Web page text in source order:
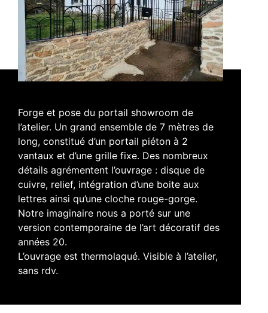
Forge et pose du portail showroom de
l’atelier. Un grand ensemble de 7 mètres de
long, constitué d’un portail piéton à 2
vantaux et d’une grille fixe. Des nombreux
détails agrémentent l’ouvrage : disque de
cuivre, relief, intégration d’une boite aux
lettres ainsi qu’une cloche rouge-gorge.
Notre imaginaire nous a porté sur une
version contemporaine de l’art décoratif des
années 20.
L’ouvrage est thermolaqué. Visible à l’atelier,
sans rdv.